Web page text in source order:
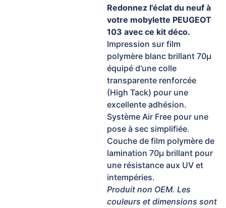
Redonnez l'éclat du neuf à
votre mobylette PEUGEOT
103 avec ce kit déco.
Impression sur film
polymère blanc brillant 70µ
équipé d'une colle
transparente renforcée
(High Tack) pour une
excellente adhésion.
Système Air Free pour une
pose à sec simplifiée.
Couche de film polymère de
lamination 70µ brillant pour
une résistance aux UV et
intempéries.
Produit non OEM. Les
couleurs et dimensions sont